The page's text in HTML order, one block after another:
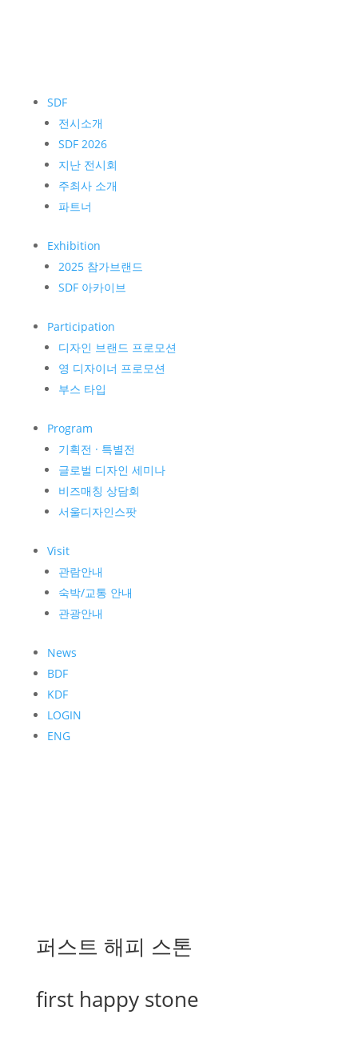
SDF
전시소개
SDF 2026
지난 전시회
주최사 소개
파트너
Exhibition
2025 참가브랜드
SDF 아카이브
Participation
디자인 브랜드 프로모션
영 디자이너 프로모션
부스 타입
Program
기획전 · 특별전
글로벌 디자인 세미나
비즈매칭 상담회
서울디자인스팟
Visit
관람안내
숙박/교통 안내
관광안내
News
BDF
KDF
LOGIN
ENG
퍼스트 해피 스톤
first happy stone